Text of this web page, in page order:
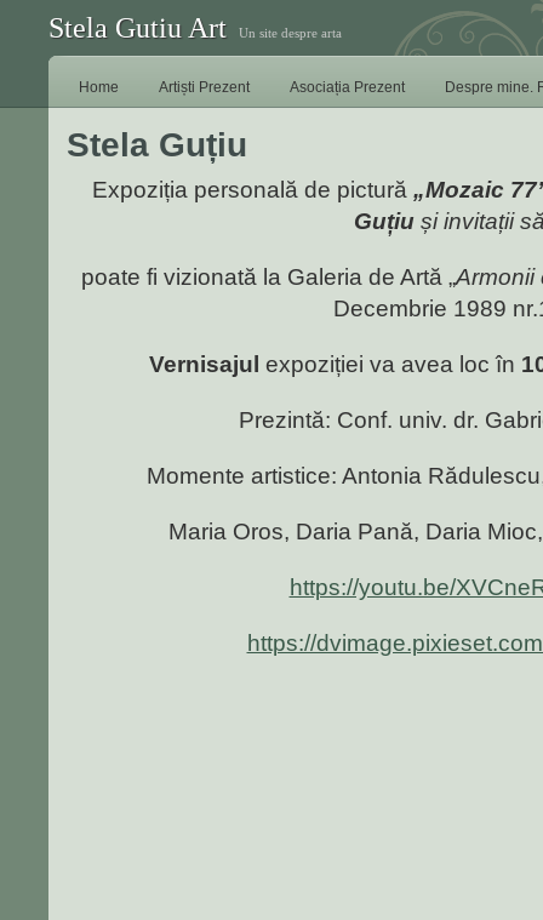
Stela Gutiu Art Un site despre arta
Home Artiști Prezent Asociația Prezent Despre mine.
Stela Guțiu
Expoziția personală de pictură „Mozaic
Guțiu și invitații
poate fi vizionată la Galeria de Artă „Armonii
Decembrie 1989
Vernisajul expoziției va avea loc în
Prezintă: Conf. univ. dr.
Momente artistice: Antonia
Maria Oros, Daria Pană, Daria
https://youtu.be/
https://